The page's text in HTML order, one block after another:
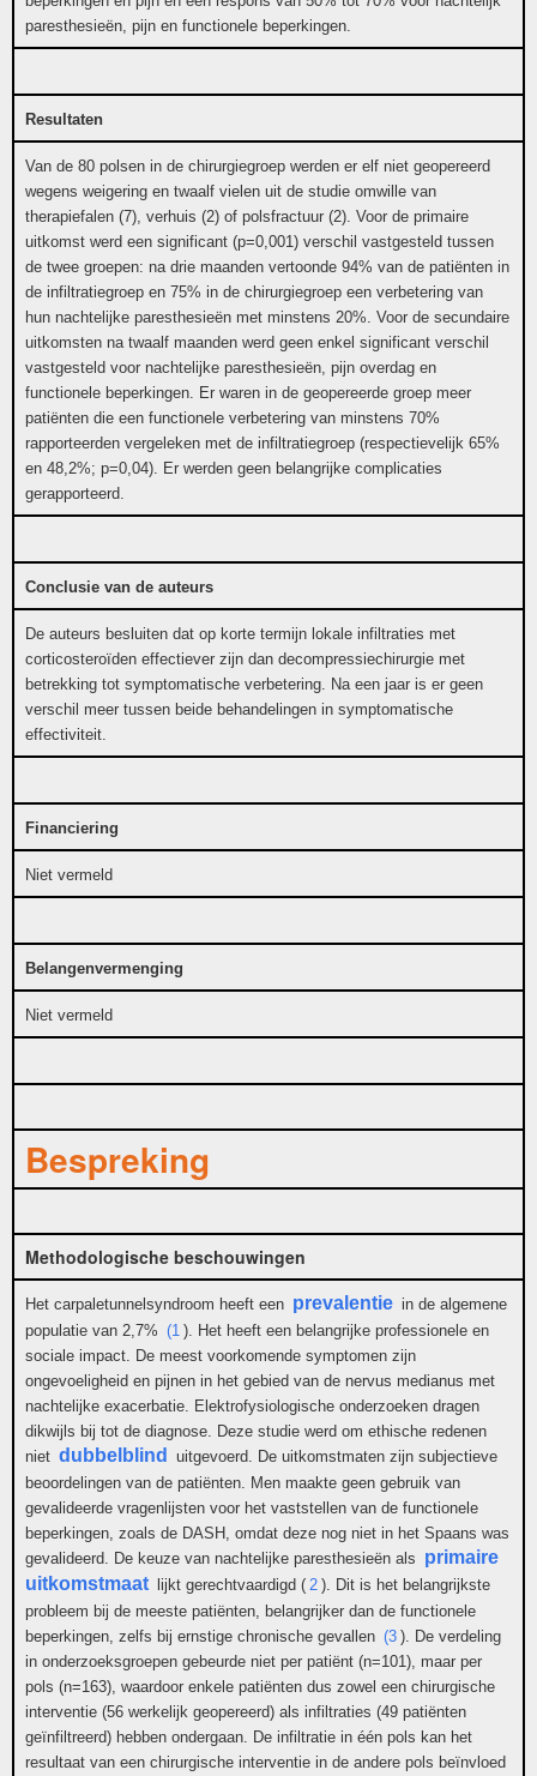
paresthesieën, pijn en functionele beperkingen.
Resultaten
Van de 80 polsen in de chirurgiegroep werden er elf niet geopereerd
wegens weigering en twaalf vielen uit de studie omwille van
therapiefalen (7), verhuis (2) of polsfractuur (2). Voor de primaire
uitkomst werd een significant (p=0,001) verschil vastgesteld tussen
de twee groepen: na drie maanden vertoonde 94% van de patiënten in
de infiltratiegroep en 75% in de chirurgiegroep een verbetering van
hun nachtelijke paresthesieën met minstens 20%. Voor de secundaire
uitkomsten na twaalf maanden werd geen enkel significant verschil
vastgesteld voor nachtelijke paresthesieën, pijn overdag en
functionele beperkingen. Er waren in de geopereerde groep meer
patiënten die een functionele verbetering van minstens 70%
rapporteerden vergeleken met de infiltratiegroep (respectievelijk 65%
en 48,2%; p=0,04). Er werden geen belangrijke complicaties
gerapporteerd.
Conclusie van de auteurs
De auteurs besluiten dat op korte termijn lokale infiltraties met
corticosteroïden effectiever zijn dan decompressiechirurgie met
betrekking tot symptomatische verbetering. Na een jaar is er geen
verschil meer tussen beide behandelingen in symptomatische
effectiviteit.
Financiering
Niet vermeld
Belangenvermenging
Niet vermeld
Bespreking
Methodologische beschouwingen
Het carpaletunnelsyndroom heeft een prevalentie in de algemene
populatie van 2,7% (1 ). Het heeft een belangrijke professionele en
sociale impact. De meest voorkomende symptomen zijn
ongevoeligheid en pijnen in het gebied van de nervus medianus met
nachtelijke exacerbatie. Elektrofysiologische onderzoeken dragen
dikwijls bij tot de diagnose. Deze studie werd om ethische redenen
niet dubbelblind
uitgevoerd. De uitkomstmaten zijn subjectieve
beoordelingen van de patiënten. Men maakte geen gebruik van
gevalideerde vragenlijsten voor het vaststellen van de functionele
beperkingen, zoals de DASH, omdat deze nog niet in het Spaans was
gevalideerd. De keuze van nachtelijke paresthesieën als primaire
uitkomstmaat
lijkt gerechtvaardigd ( 2 ). Dit is het belangrijkste
probleem bij de meeste patiënten, belangrijker dan de functionele
beperkingen, zelfs bij ernstige chronische gevallen (3 ). De verdeling
in onderzoeksgroepen gebeurde niet per patiënt (n=101), maar per
pols (n=163), waardoor enkele patiënten dus zowel een chirurgische
interventie (56 werkelijk geopereerd) als infiltraties (49 patiënten
geïnfiltreerd) hebben ondergaan. De infiltratie in één pols kan het
resultaat van een chirurgische interventie in de andere pols beïnvloed